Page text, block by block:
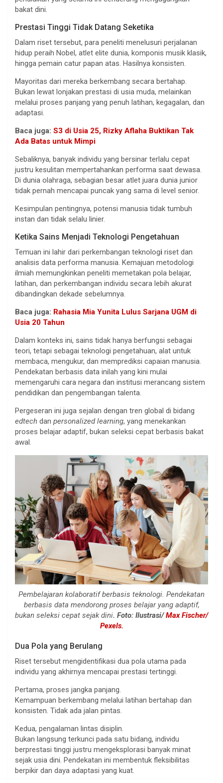
bakat dini.
Prestasi Tinggi Tidak Datang Seketika
Dalam riset tersebut, para peneliti menelusuri perjalanan
hidup peraih Nobel, atlet elite dunia, komponis musik klasik,
hingga pemain catur papan atas. Hasilnya konsisten.
Mayoritas dari mereka berkembang secara bertahap.
Bukan lewat lonjakan prestasi di usia muda, melainkan
melalui proses panjang yang penuh latihan, kegagalan, dan
adaptasi.
Baca juga: S3 di Usia 25, Rizky Aflaha Buktikan Tak
Ada Batas untuk Mimpi
Sebaliknya, banyak individu yang bersinar terlalu cepat
justru kesulitan mempertahankan performa saat dewasa.
Di dunia olahraga, sebagian besar atlet juara dunia junior
tidak pernah mencapai puncak yang sama di level senior.
Kesimpulan pentingnya, potensi manusia tidak tumbuh
instan dan tidak selalu linier.
Ketika Sains Menjadi Teknologi Pengetahuan
Temuan ini lahir dari perkembangan teknologi riset dan
analisis data performa manusia. Kemajuan metodologi
ilmiah memungkinkan peneliti memetakan pola belajar,
latihan, dan perkembangan individu secara lebih akurat
dibandingkan dekade sebelumnya.
Baca juga: Rahasia Mia Yunita Lulus Sarjana UGM di
Usia 20 Tahun
Dalam konteks ini, sains tidak hanya berfungsi sebagai
teori, tetapi sebagai teknologi pengetahuan, alat untuk
membaca, mengukur, dan memprediksi capaian manusia.
Pendekatan berbasis data inilah yang kini mulai
memengaruhi cara negara dan institusi merancang sistem
pendidikan dan pengembangan talenta.
Pergeseran ini juga sejalan dengan tren global di bidang
edtech dan personalized learning, yang menekankan
proses belajar adaptif, bukan seleksi cepat berbasis bakat
awal.
Pembelajaran kolaboratif berbasis teknologi. Pendekatan
berbasis data mendorong proses belajar yang adaptif,
bukan seleksi cepat sejak dini. Foto: Ilustrasi/Max Fischer/
Pexels.
Dua Pola yang Berulang
Riset tersebut mengidentifikasi dua pola utama pada
individu yang akhirnya mencapai prestasi tertinggi.
Pertama, proses jangka panjang.
Kemampuan berkembang melalui latihan bertahap dan
konsisten. Tidak ada jalan pintas.
Kedua, pengalaman lintas disiplin.
Bukan langsung terkunci pada satu bidang, individu
berprestasi tinggi justru mengeksplorasi banyak minat
sejak usia dini. Pendekatan ini membentuk fleksibilitas
berpikir dan daya adaptasi yang kuat.